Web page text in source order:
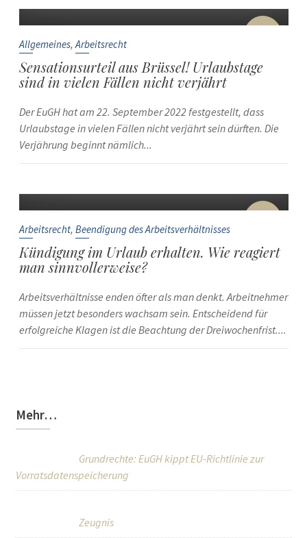
22
Allgemeines,Arbeitsrecht
Sensationsurteil aus Brüssel! Urlaubstage
sind in vielen Fällen nicht verjährt
Der EuGH hat am 22. September 2022 festgestellt, dass
Urlaubstage in vielen Fällen nicht verjährt sein dürften. Die
Verjährung beginnt nämlich...
10
Arbeitsrecht, Beendigung des Arbeitsverhältnisses
Kündigung im Urlaub erhalten. Wie reagiert
man sinnvollerweise?
Arbeitsverhältnisse enden öfter als man denkt. Arbeitnehmer
müssen jetzt besonders wachsam sein. Entscheidend für
erfolgreiche Klagen ist die Beachtung der Dreiwochenfrist....
Mehr…
Grundrechte: EuGH kippt EU-Richtlinie zur
Vorratsdatenspeicherung
Zeugnis